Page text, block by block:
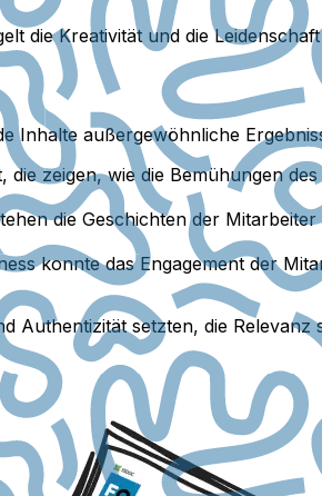
die Kreativität und die
Inhalte außergewöhnliche
zeigen, wie die Bemühungen
die Geschichten der
konnte das Engagement der
setzten, die